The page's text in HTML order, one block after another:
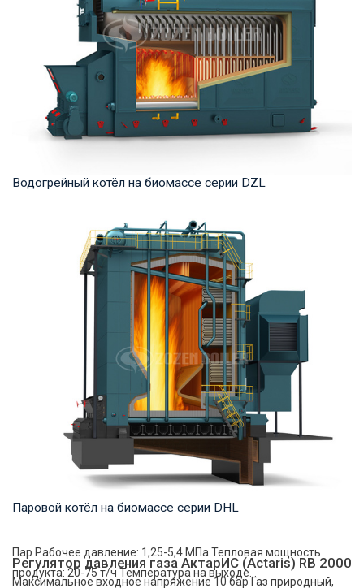
Водогрейный котёл на биомассе серии DZL
Горячая вода Рабочее давление: 1,0-1,6 МПа Тепловая
мощность продукта: 1,4-14 МВт Температура ...
Паровой котёл на биомассе серии DHL
Пар Рабочее давление: 1,25-5,4 МПа Тепловая мощность
продукта: 20-75 т/ч Температура на выходе...
Регулятор давления газа АктарИС (Actaris) RB 2000
Максимальное входное напряжение 10 бар Газ природный,